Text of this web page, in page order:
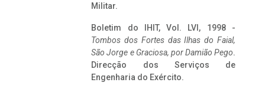
Militar.
Boletim do IHIT, Vol. LVI, 1998 -
Tombos dos Fortes das Ilhas do Faial,
São Jorge e Graciosa, por Damião Pego.
Direcção dos Serviços de
Engenharia do Exército.